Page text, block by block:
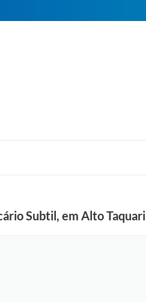
Subtil, em Alto Taquari